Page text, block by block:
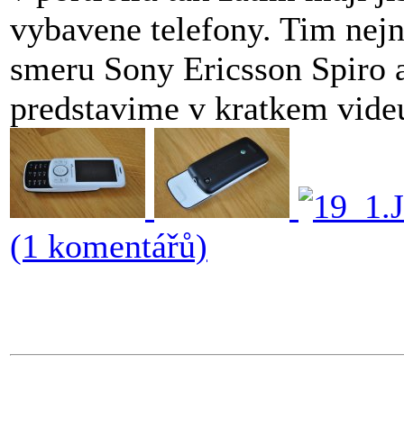
vybavene telefony. Tim
smeru Sony Ericsson Spiro
predstavime v kratkem
(1 komentářů)